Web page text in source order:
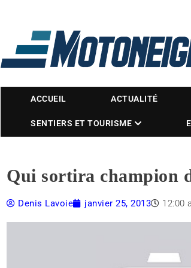
Magazine
ACCUEIL ACTUALITÉ
SENTIERS ET TOURISME
Qui sortira champion
Denis Lavoie janvier 25, 2013 12:00